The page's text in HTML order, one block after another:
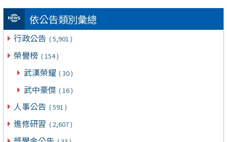
依公告類別彙總
行政公告 ( 5,901 )
榮譽榜 ( 154 )
武漢榮耀 ( 30 )
武中豪傑 ( 16 )
人事公告 ( 591 )
進修研習 ( 2,607 )